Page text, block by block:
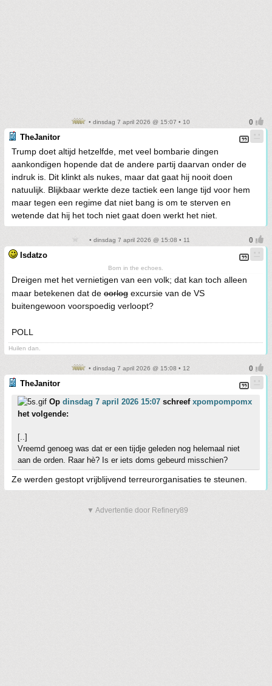
• dinsdag 7 april 2026 @ 15:07 • 10
TheJanitor
Trump doet altijd hetzelfde, met veel bombarie dingen
aankondigen hopende dat de andere partij daarvan onder de
indruk is. Dit klinkt als nukes, maar dat gaat hij nooit doen
natuulijk. Blijkbaar werkte deze tactiek een lange tijd voor hem
maar tegen een regime dat niet bang is om te sterven en
wetende dat hij het toch niet gaat doen werkt het niet.
• dinsdag 7 april 2026 @ 15:08 • 11
Isdatzo
Born in the echoes.
Dreigen met het vernietigen van een volk; dat kan toch alleen
maar betekenen dat de oorlog excursie van de VS
buitengewoon voorspoedig verloopt?
POLL
Huilen dan.
• dinsdag 7 april 2026 @ 15:08 • 12
TheJanitor
Op dinsdag 7 april 2026 15:07 schreef xpompompomx
het volgende:
[..]
Vreemd genoeg was dat er een tijdje geleden nog helemaal niet
aan de orden. Raar hè? Is er iets doms gebeurd misschien?
Ze werden gestopt vrijblijvend terreurorganisaties te steunen.
▼ Advertentie door Refinery89